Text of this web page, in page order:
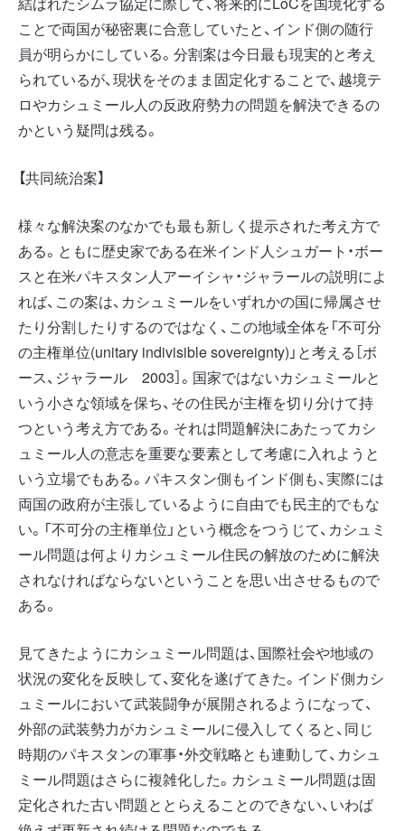
ことで両国が秘密裏に合意していたと、インド側の随行
員が明らかにしている。分割案は今日最も現実的と考え
られているが、現状をそのまま固定化することで、越境テ
ロやカシュミール人の反政府勢力の問題を解決できるの
かという疑問は残る。
【共同統治案】
様々な解決案のなかでも最も新しく提示された考え方で
ある。ともに歴史家である在米インド人シュガート・ボー
スと在米パキスタン人アーイシャ・ジャラールの説明によ
れば、この案は、カシュミールをいずれかの国に帰属させ
たり分割したりするのではなく、この地域全体を「不可分
の主権単位(unitary indivisible sovereignty)」と考える［ボ
ース、ジャラール 2003］。国家ではないカシュミールと
いう小さな領域を保ち、その住民が主権を切り分けて持
つという考え方である。それは問題解決にあたってカシ
ュミール人の意志を重要な要素として考慮に入れようと
いう立場でもある。パキスタン側もインド側も、実際には
両国の政府が主張しているように自由でも民主的でもな
い。「不可分の主権単位」という概念をつうじて、カシュミ
ール問題は何よりカシュミール住民の解放のために解決
されなければならないということを思い出させるもので
ある。
見てきたようにカシュミール問題は、国際社会や地域の
状況の変化を反映して、変化を遂げてきた。インド側カシ
ュミールにおいて武装闘争が展開されるようになって、
外部の武装勢力がカシュミールに侵入してくると、同じ
時期のパキスタンの軍事・外交戦略とも連動して、カシュ
ミール問題はさらに複雑化した。カシュミール問題は固
定化された古い問題ととらえることのできない、いわば